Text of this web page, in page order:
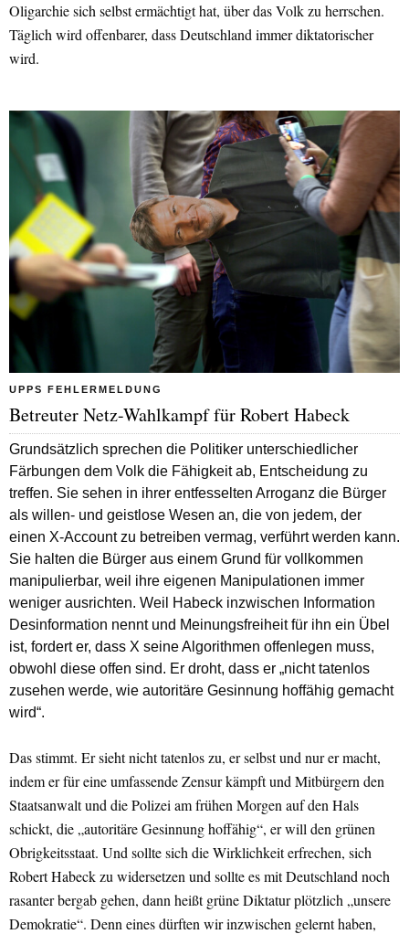
Oligarchie sich selbst ermächtigt hat, über das Volk zu herrschen.
Täglich wird offenbarer, dass Deutschland immer diktatorischer
wird.
UPPS FEHLERMELDUNG
Betreuter Netz-Wahlkampf für Robert Habeck
Grundsätzlich sprechen die Politiker unterschiedlicher
Färbungen dem Volk die Fähigkeit ab, Entscheidung zu
treffen. Sie sehen in ihrer entfesselten Arroganz die Bürger
als willen- und geistlose Wesen an, die von jedem, der
einen X-Account zu betreiben vermag, verführt werden kann.
Sie halten die Bürger aus einem Grund für vollkommen
manipulierbar, weil ihre eigenen Manipulationen immer
weniger ausrichten. Weil Habeck inzwischen Information
Desinformation nennt und Meinungsfreiheit für ihn ein Übel
ist, fordert er, dass X seine Algorithmen offenlegen muss,
obwohl diese offen sind. Er droht, dass er „nicht tatenlos
zusehen werde, wie autoritäre Gesinnung hoffähig gemacht
wird“.
Das stimmt. Er sieht nicht tatenlos zu, er selbst und nur er macht,
indem er für eine umfassende Zensur kämpft und Mitbürgern den
Staatsanwalt und die Polizei am frühen Morgen auf den Hals
schickt, die „autoritäre Gesinnung hoffähig“, er will den grünen
Obrigkeitsstaat. Und sollte sich die Wirklichkeit erfrechen, sich
Robert Habeck zu widersetzen und sollte es mit Deutschland noch
rasanter bergab gehen, dann heißt grüne Diktatur plötzlich „unsere
Demokratie“. Denn eines dürften wir inzwischen gelernt haben,